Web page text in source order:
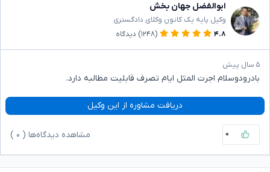
ابوالفضل جهان بخش
وکیل پایه یک کانون وکلای دادگستری
۴.۸
(۱۲۴۸) دیدگاه
۵ سال پیش
بادرودوسلام اجرت المثل ایام تصرف قابلیت مطالبه دارد.
دریافت مشاوره از این وکیل
۰ مشاهده دیدگاه‌ها ( ۰